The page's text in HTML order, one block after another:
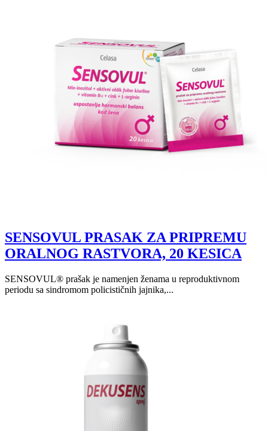
SENSOVUL PRASAK ZA PRIPREMU
ORALNOG RASTVORA, 20 KESICA
SENSOVUL® prašak je namenjen ženama u reproduktivnom
periodu sa sindromom policističnih jajnika,...